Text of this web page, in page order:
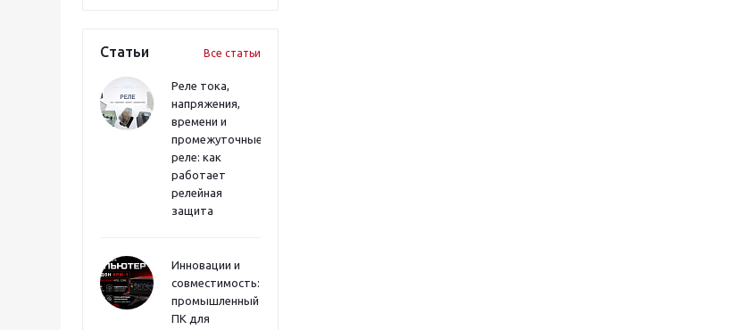
Статьи Все статьи
Реле тока,
напряжения,
времени и
промежуточные
реле: как
работает
релейная
защита
Инновации и
совместимость:
промышленный
ПК для